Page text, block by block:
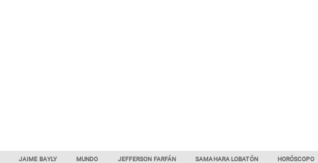
JAIME BAYLY MUNDO JEFFERSON FARFÁN SAMAHARA LOBATÓN HORÓSCOPO